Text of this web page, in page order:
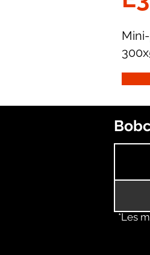
*Les